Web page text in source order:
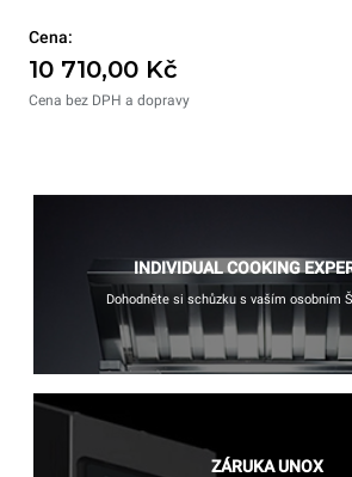
Cena:
10 710,00 Kč
Cena bez DPH a dopravy
INDIVIDUAL COOKING
Dohodněte si schůzku s vaším osobním
ZÁRUKA UNOX